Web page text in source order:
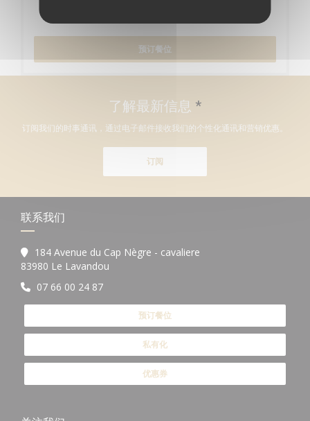
预订餐位
了解最新信息 *
订阅我们的时事通讯，通过电子邮件接收我们的个性化通讯和营销优惠。
订阅
联系我们
184 Avenue du Cap Nègre - cavaliere
83980 Le Lavandou
07 66 00 24 87
预订餐位
私有化
优惠券